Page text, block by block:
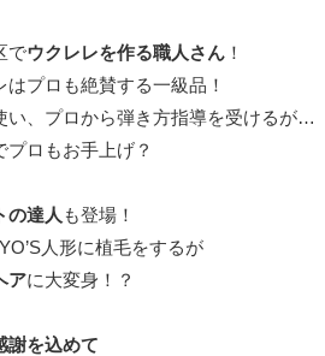
でウクレレを作る職人さん ！
プロも絶賛する一級品！
い、プロから弾き方指導を受けるが…
プロもお手上げ？
の達人 も登場！
人形に植毛をするが
アに大変身！？
謝を込めて